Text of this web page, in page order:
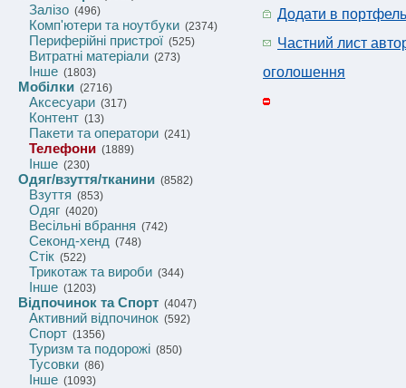
Залізо (496)
Комп'ютери та ноутбуки (2374)
Периферійні пристрої (525)
Витратні матеріали (273)
Інше (1803)
Мобілки (2716)
Аксесуари (317)
Контент (13)
Пакети та оператори (241)
Телефони (1889)
Інше (230)
Одяг/взуття/тканини (8582)
Взуття (853)
Одяг (4020)
Весільні вбрання (742)
Секонд-хенд (748)
Стік (522)
Трикотаж та вироби (344)
Інше (1203)
Відпочинок та Спорт (4047)
Активний відпочинок (592)
Спорт (1356)
Туризм та подорожі (850)
Тусовки (86)
Інше (1093)
Додати в портфель
Частний лист
оголошення